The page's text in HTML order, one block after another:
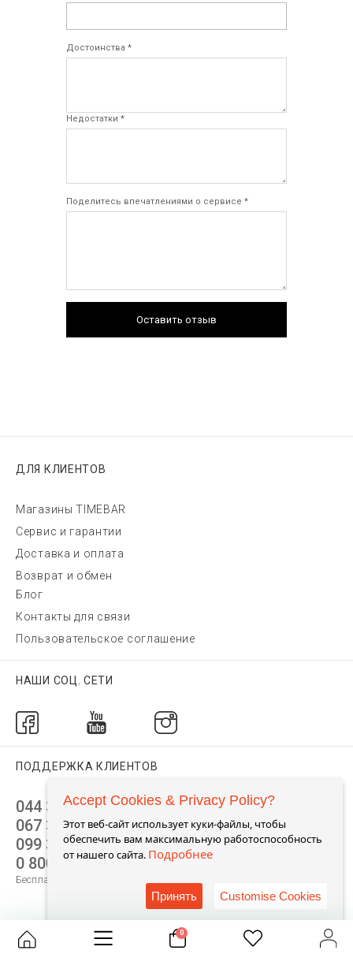
Достоинства *
Недостатки *
Поделитесь впечатлениями о сервисе *
Оставить отзыв
ДЛЯ КЛИЕНТОВ
Магазины TIMEBAR
Сервис и гарантии
Доставка и оплата
Возврат и обмен
Блог
Контакты для связи
Пользовательское соглашение
НАШИ СОЦ. СЕТИ
ПОДДЕРЖКА КЛИЕНТОВ
044 392 44 45
067 344 14 44 (viber)
099 399 23 80
0 800 305 805
Бесплатно по Украине
0
Accept Cookies & Privacy Policy?
Этот веб-сайт использует куки-файлы, чтобы
обеспечить вам максимальную работоспособность
от нашего сайта. Подробнее
Принять Customise Cookies